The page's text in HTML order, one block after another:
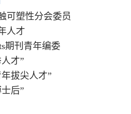
可塑性分会委员
人才
期刊青年编委
才”
年拔尖人才”
后”